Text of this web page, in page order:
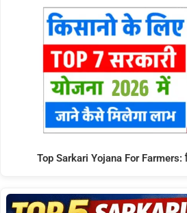
Top Sarkari Yojana For Farmers: